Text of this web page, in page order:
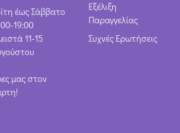
έως Σάββατο
19:00
11-15
μας στον
Εξέλιξη
Παραγγελίας
Συχνές Ερωτήσεις